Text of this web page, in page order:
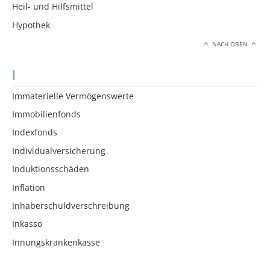
Heil- und Hilfsmittel
Hypothek
NACH OBEN
I
Immaterielle Vermögenswerte
Immobilienfonds
Indexfonds
Individualversicherung
Induktionsschäden
Inflation
Inhaberschuldverschreibung
Inkasso
Innungskrankenkasse